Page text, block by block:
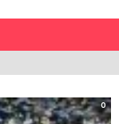
0